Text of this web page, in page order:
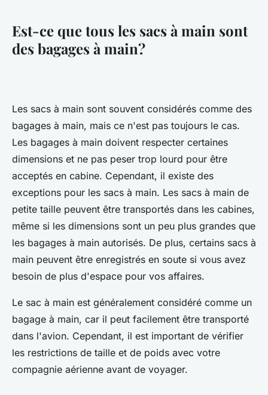
Est-ce que tous les sacs à main sont
des bagages à main?
Les sacs à main sont souvent considérés comme des
bagages à main, mais ce n'est pas toujours le cas.
Les bagages à main doivent respecter certaines
dimensions et ne pas peser trop lourd pour être
acceptés en cabine. Cependant, il existe des
exceptions pour les sacs à main. Les sacs à main de
petite taille peuvent être transportés dans les cabines,
même si les dimensions sont un peu plus grandes que
les bagages à main autorisés. De plus, certains sacs à
main peuvent être enregistrés en soute si vous avez
besoin de plus d'espace pour vos affaires.
Le sac à main est généralement considéré comme un
bagage à main, car il peut facilement être transporté
dans l'avion. Cependant, il est important de vérifier
les restrictions de taille et de poids avec votre
compagnie aérienne avant de voyager.